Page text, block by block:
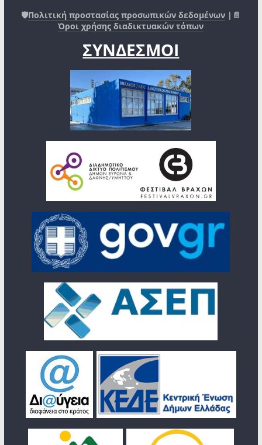
🛡️Πολιτική προστασίας προσωπικών δεδομένων |📄
Όροι χρήσης διαδικτυακών τόπων
ΣΥΝΔΕΣΜΟΙ